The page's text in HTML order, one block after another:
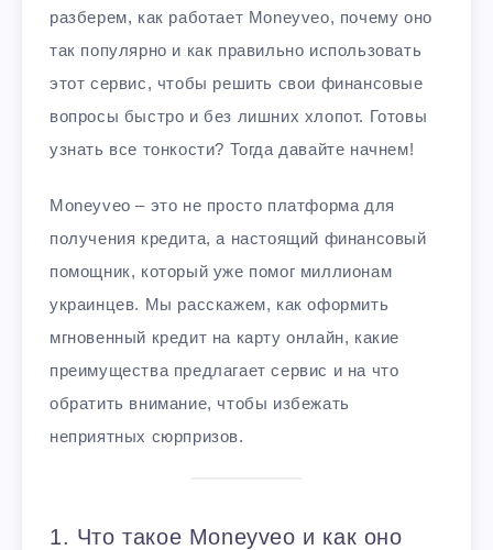
разберем, как работает Moneyveo, почему оно
так популярно и как правильно использовать
этот сервис, чтобы решить свои финансовые
вопросы быстро и без лишних хлопот. Готовы
узнать все тонкости? Тогда давайте начнем!
Moneyveo – это не просто платформа для
получения кредита, а настоящий финансовый
помощник, который уже помог миллионам
украинцев. Мы расскажем, как оформить
мгновенный кредит на карту онлайн, какие
преимущества предлагает сервис и на что
обратить внимание, чтобы избежать
неприятных сюрпризов.
1. Что такое Moneyveo и как оно